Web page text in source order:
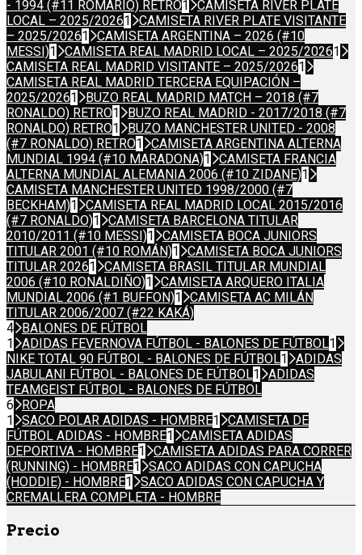
- 1994 (#11 ROMÁRIO) RETRO1
CAMISETA RIVER PLATE
LOCAL – 2025/20261
CAMISETA RIVER PLATE VISITANTE
– 2025/20261
CAMISETA ARGENTINA – 2026 (#10
MESSI)1 CAMISETA REAL MADRID LOCAL – 2025/20261
CAMISETA REAL MADRID VISITANTE – 2025/20261
CAMISETA REAL MADRID TERCERA EQUIPACIÓN –
2025/20261
BUZO REAL MADRID MATCH – 2018 (#7
RONALDO) RETRO1
BUZO REAL MADRID - 2017/2018 (#7
RONALDO) RETRO1
BUZO MANCHESTER UNITED - 2008
(#7 RONALDO) RETRO1
CAMISETA ARGENTINA ALTERNA
MUNDIAL 1994 (#10 MARADONA)1
CAMISETA FRANCIA
ALTERNA MUNDIAL ALEMANIA 2006 (#10 ZIDANE)1
CAMISETA MANCHESTER UNITED 1998/2000 (#7
BECKHAM)1
CAMISETA REAL MADRID LOCAL 2015/2016
(#7 RONALDO)1
CAMISETA BARCELONA TITULAR
2010/2011 (#10 MESSI)1
CAMISETA BOCA JUNIORS
TITULAR 2001 (#10 ROMÁN)1
CAMISETA BOCA JUNIORS
TITULAR 20261
CAMISETA BRASIL TITULAR MUNDIAL
2006 (#10 RONALDIÑO)1
CAMISETA ARQUERO ITALIA
MUNDIAL 2006 (#1 BUFFON)1
CAMISETA AC MILÁN
TITULAR 2006/2007 (#22 KAKÁ)
4
BALONES DE FÚTBOL
1
ADIDAS FEVERNOVA FÚTBOL - BALONES DE FÚTBOL1
NIKE TOTAL 90 FÚTBOL - BALONES DE FÚTBOL1
ADIDAS
JABULANI FÚTBOL - BALONES DE FÚTBOL1
ADIDAS
TEAMGEIST FÚTBOL - BALONES DE FÚTBOL
6
ROPA
1
SACO POLAR ADIDAS - HOMBRE1
CAMISETA DE
FÚTBOL ADIDAS - HOMBRE1
CAMISETA ADIDAS
DEPORTIVA - HOMBRE1
CAMISETA ADIDAS PARA CORRER
(RUNNING) - HOMBRE1
SACO ADIDAS CON CAPUCHA
(HODDIE) - HOMBRE1
SACO ADIDAS CON CAPUCHA Y
CREMALLERA COMPLETA - HOMBRE
Precio